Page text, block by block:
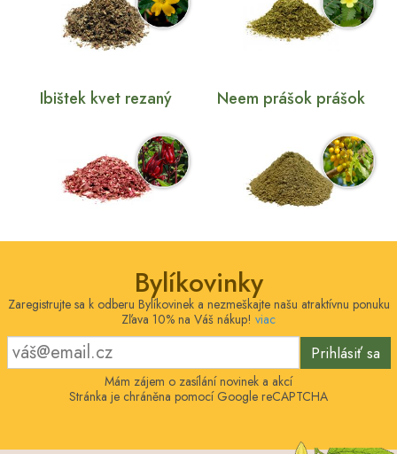
Ibištek kvet rezaný Neem prášok prášok
Bylíkovinky
Zaregistrujte sa k odberu Bylíkovinek a nezmeškajte našu atraktívnu ponuku
Zľava 10% na Váš nákup! viac
Prihlásiť sa
Mám zájem o zasílání novinek a akcí
Stránka je chráněna pomocí Google reCAPTCHA